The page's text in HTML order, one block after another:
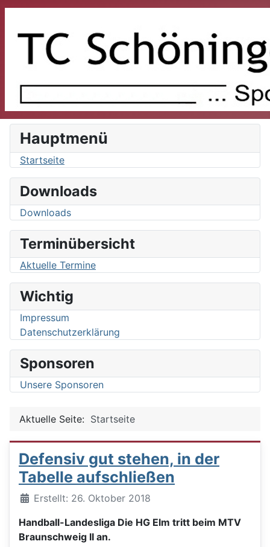
Hauptmenü
Startseite
Downloads
Downloads
Terminübersicht
Aktuelle Termine
Wichtig
Impressum
Datenschutzerklärung
Sponsoren
Unsere Sponsoren
Aktuelle Seite: Startseite
Defensiv gut stehen, in der
Tabelle aufschließen
DetailsErstellt: 26. Oktober 2018
Handball-Landesliga Die HG Elm tritt beim MTV
Braunschweig II an.